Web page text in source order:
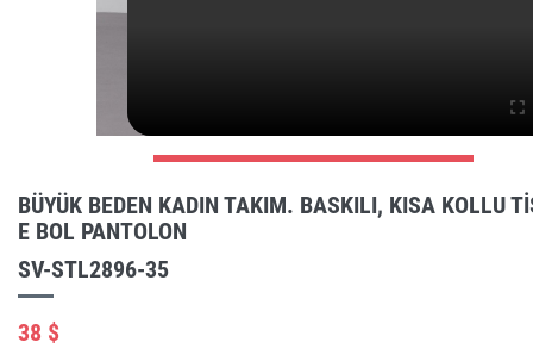
BÜYÜK BEDEN KADIN TAKIM. BASKILI, KISA KOLLU
E BOL PANTOLON
SV-STL2896-35
38 $